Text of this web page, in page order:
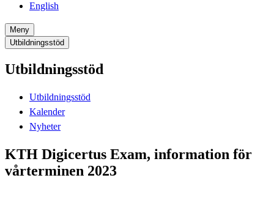
English
Meny
Utbildningsstöd
Utbildningsstöd
Utbildningsstöd
Kalender
Nyheter
KTH Digicertus Exam, information för
vårterminen 2023